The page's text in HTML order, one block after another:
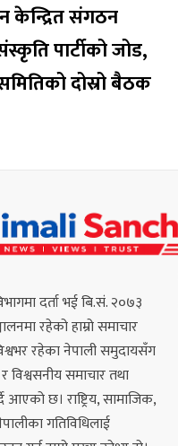
केन्द्रित संगठन
पार्टीको जोड,
दोस्रो बैठक
दर्ता भई बि.सं. २०७३
रहेको हाम्रो समाचार
रहेका नेपाली समुदायसँग
विश्वसनीय समाचार तथा
आएको छ। राष्ट्रिय, सामाजिक,
गतिविधिलाई